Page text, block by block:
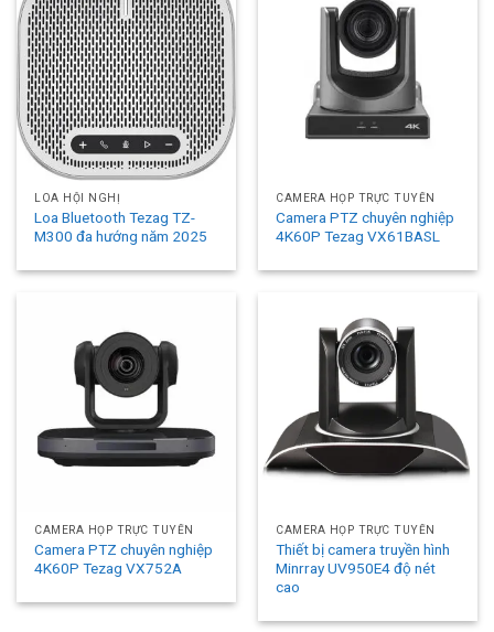
LOA HỘI NGHỊ
Loa Bluetooth Tezag TZ-
M300 đa hướng năm 2025
CAMERA HỌP TRỰC TUYẾN
Camera PTZ chuyên nghiệp
4K60P Tezag VX61BASL
CAMERA HỌP TRỰC TUYẾN
Camera PTZ chuyên nghiệp
4K60P Tezag VX752A
CAMERA HỌP TRỰC TUYẾN
Thiết bị camera truyền hình
Minrray UV950E4 độ nét
cao